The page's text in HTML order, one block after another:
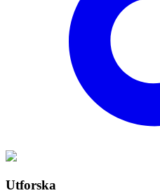
Utforska